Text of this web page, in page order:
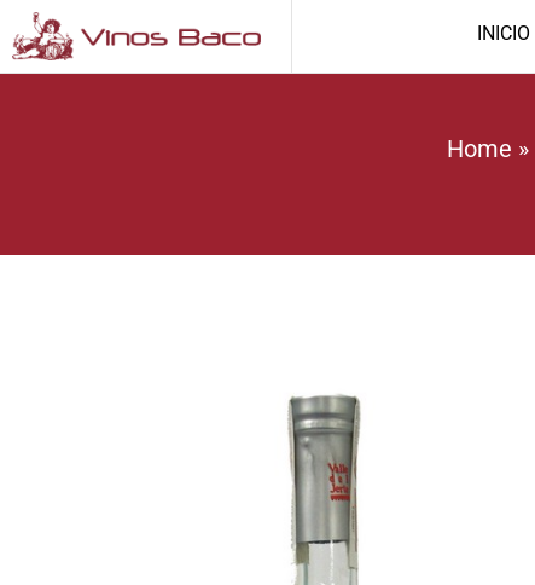
INICIO
Home »